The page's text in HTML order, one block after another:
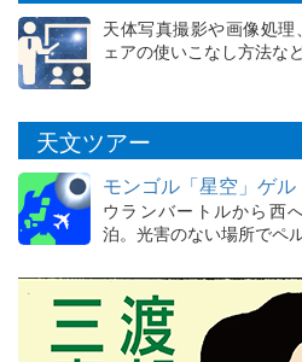
天体写真撮影や画像処
ェアの使いこなし方法な
天文ツアー
モンゴル「星空」ゲ
ウランバートルから西
泊。光害のない場所でペ